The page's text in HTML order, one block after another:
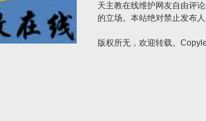
天主教在线维护网友自由评
的立场。本站绝对禁止发布
版权所无，欢迎转载。